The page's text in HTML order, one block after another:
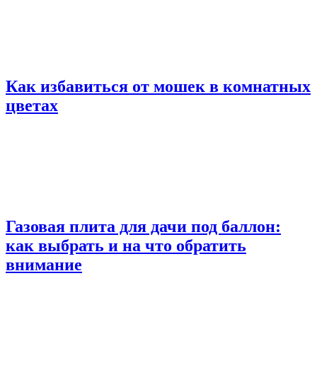
Как избавиться от мошек в комнатных
цветах
Газовая плита для дачи под баллон:
как выбрать и на что обратить
внимание